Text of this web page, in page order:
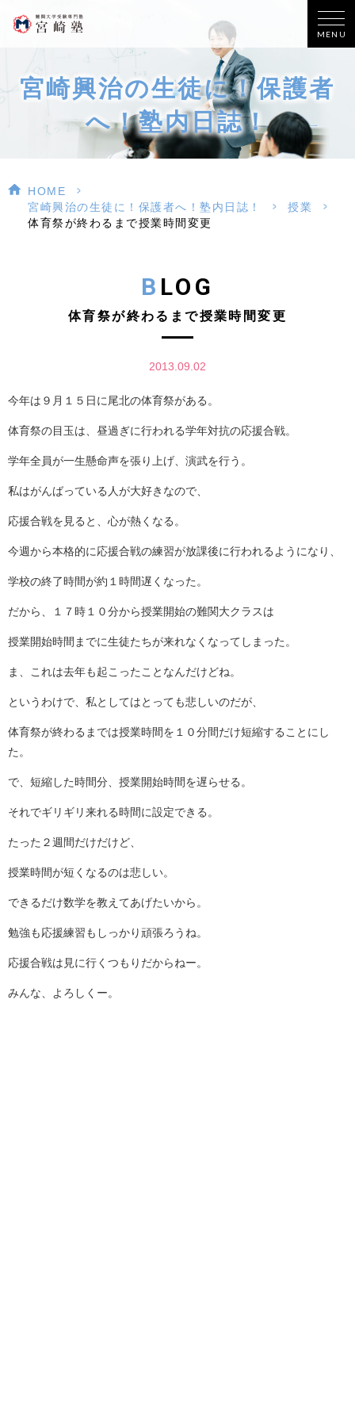
MENU
宮崎興治の生徒に！保護者
へ！塾内日誌！
HOME
>
宮崎興治の生徒に！保護者へ！塾内日誌！
> 授業
>
体育祭が終わるまで授業時間変更
BLOG
体育祭が終わるまで授業時間変更
2013.09.02
今年は９月１５日に尾北の体育祭がある。
体育祭の目玉は、昼過ぎに行われる学年対抗の応援合戦。
学年全員が一生懸命声を張り上げ、演武を行う。
私はがんばっている人が大好きなので、
応援合戦を見ると、心が熱くなる。
今週から本格的に応援合戦の練習が放課後に行われるようになり、
学校の終了時間が約１時間遅くなった。
だから、１７時１０分から授業開始の難関大クラスは
授業開始時間までに生徒たちが来れなくなってしまった。
ま、これは去年も起こったことなんだけどね。
というわけで、私としてはとっても悲しいのだが、
体育祭が終わるまでは授業時間を１０分間だけ短縮することにし
た。
で、短縮した時間分、授業開始時間を遅らせる。
それでギリギリ来れる時間に設定できる。
たった２週間だけだけど、
授業時間が短くなるのは悲しい。
できるだけ数学を教えてあげたいから。
勉強も応援練習もしっかり頑張ろうね。
応援合戦は見に行くつもりだからねー。
みんな、よろしくー。